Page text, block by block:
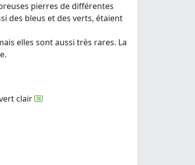
pierres de différentes
des bleus et des verts, étaient
elles sont aussi très rares. La
clair